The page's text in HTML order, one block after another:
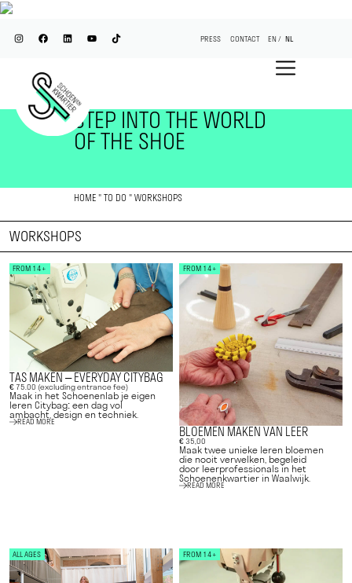
PRESS CONTACT EN NL
STEP INTO THE WORLD
OF THE SHOE
HOME "TO DO "WORKSHOPS
WORKSHOPS
FROM 14+
TAS MAKEN – EVERYDAY CITYBAG
€ 75.00 (excluding entrance fee)
Maak in het Schoenenlab je eigen
leren Citybag: een dag vol
ambacht, design en techniek.
READ MORE
FROM 14+
BLOEMEN MAKEN VAN LEER
€ 35,00
Maak twee unieke leren bloemen
die nooit verwelken, begeleid
door leerprofessionals in het
Schoenenkwartier in Waalwijk.
READ MORE
ALL AGES FROM 14+